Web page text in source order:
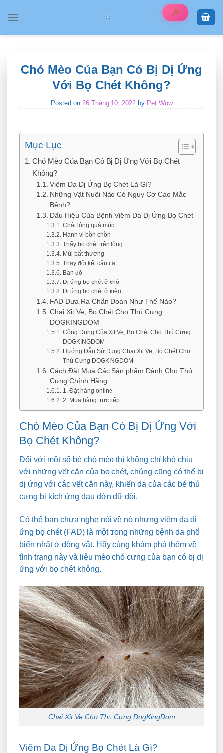
Chó Mèo Của Bạn Có Bị Dị Ứng
Với Bọ Chét Không?
Posted on 26 Tháng 10, 2022by Pet Wow
Mục Lục
Chó Mèo Của Bạn Có Bị Dị Ứng Với Bọ Chét
Không?
Viêm Da Dị Ứng Bọ Chét Là Gì?
Những Vật Nuôi Nào Có Nguy Cơ Cao Mắc
Bệnh?
Dấu Hiệu Của Bệnh Viêm Da Dị Ứng Bọ Chét
Chải lông quá mức
Hành vi bồn chồn
Thấy bọ chét trên lông
Mùi bất thường
Thay đổi kết cấu da
Ban đỏ
Dị ứng bọ chét ở chó
Dị ứng bọ chét ở mèo
FAD Đưa Ra Chẩn Đoán Như Thế Nào?
Chai Xịt Ve, Bọ Chét Cho Thú Cưng
DOGKINGDOM
Công Dụng Của Xịt Ve, Bọ Chét Cho Thú Cưng
DOGKINGDOM
Hướng Dẫn Sử Dụng Chai Xịt Ve, Bọ Chét Cho
Thú Cưng DOGKINGDOM
Cách Đặt Mua Các Sản phẩm Dành Cho Thú
Cưng Chính Hãng
1. Đặt hàng online
2. Mua hàng trực tiếp
Chó Mèo Của Bạn Có Bị Dị Ứng Với
Bọ Chét Không?
Đối với một số bé chó mèo thì không chỉ khó chịu
với những vết cắn của bọ chét, chúng cũng có thể bị
dị ứng với các vết cắn này, khiến da của các bé thú
cưng bị kích ứng đau đớn dữ dội.
Có thể bạn chưa nghe nói về nó nhưng viêm da dị
ứng bọ chét (FAD) là một trong những bệnh da phổ
biến nhất ở động vật. Hãy cùng khám phá thêm về
tình trạng này và liệu mèo chó cưng của bạn có bị dị
ứng với bọ chét không.
Chai Xịt Ve Cho Thú Cưng DogKingDom
Viêm Da Dị Ứng Bọ Chét Là Gì?